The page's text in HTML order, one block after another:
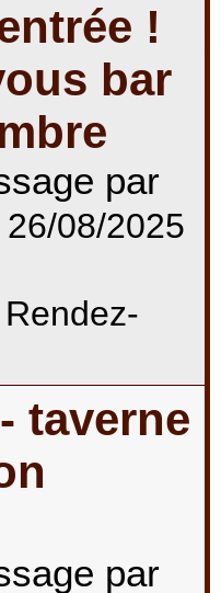
!
bar
par
26/08/2025
Rendez-
taverne
par